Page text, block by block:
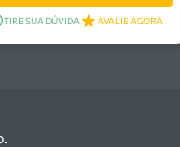
TIRE SUA DÚVIDA AVALIE AGORA